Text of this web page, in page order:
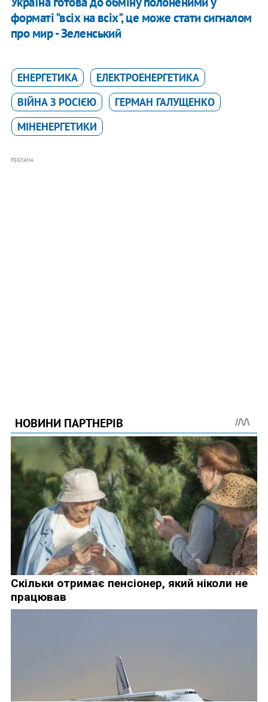
форматі "всіх на всіх", це може стати сигналом
про мир - Зеленський
ЕНЕРГЕТИКА
ЕЛЕКТРОЕНЕРГЕТИКА
ВІЙНА З РОСІЄЮ
ГЕРМАН ГАЛУЩЕНКО
МІНЕНЕРГЕТИКИ
РЕКЛАМА